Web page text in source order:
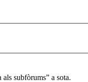
subfòrums” a sota.